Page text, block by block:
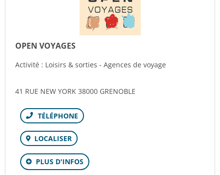
OPEN VOYAGES
Activité : Loisirs & sorties - Agences de voyage
41 RUE NEW YORK 38000 GRENOBLE
Téléphone
LOCALISER
PLUS D'INFOS